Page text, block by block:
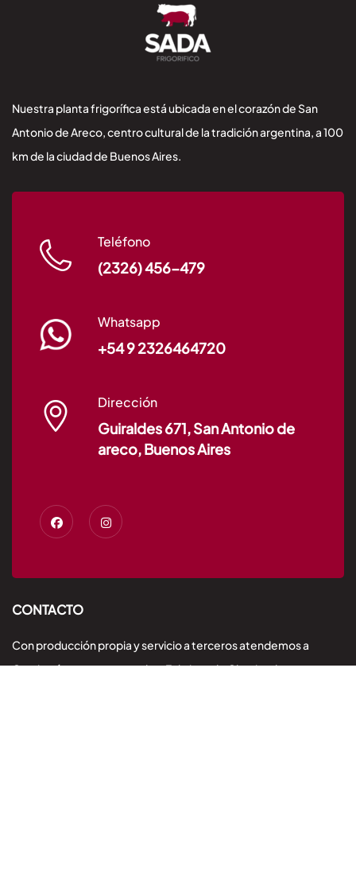
Nuestra planta frigorífica está ubicada en el corazón de San
Antonio de Areco, centro cultural de la tradición argentina, a 100
km de la ciudad de Buenos Aires.
Teléfono
(2326) 456-479
Whatsapp
+54 9 2326464720
Dirección
Guiraldes 671, San Antonio de
areco, Buenos Aires
CONTACTO
Con producción propia y servicio a terceros atendemos a
Carnicerías, supermercados, Fabricas de Chacinados y